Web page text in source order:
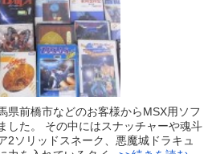
県前橋市などのお客様からMSX用ソフ
した。 その中にはスナッチャーや魂斗
2ソリッドスネーク、悪魔城ドラキュ